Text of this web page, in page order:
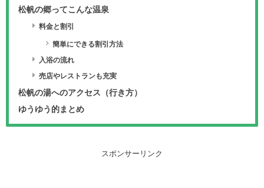
松帆の郷ってこんな温泉
料金と割引
簡単にできる割引方法
入浴の流れ
売店やレストランも充実
松帆の湯へのアクセス（行き方）
ゆうゆう的まとめ
スポンサーリンク